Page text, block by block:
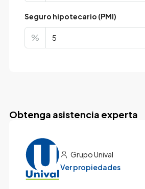
Seguro hipotecario (PMI)
%
Obtenga asistencia experta
Grupo Unival
Ver propiedades